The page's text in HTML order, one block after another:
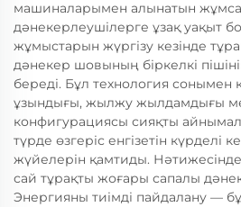
машиналарымен алынатын
дәнекерлеушілерге ұзақ уақыт
жұмыстарын жүргізу кезінде
дәнекер шовының біркелкі
береді. Бұл технология сонымен
ұзындығы, жылжу жылдамдығы
конфигурациясы сияқты
түрде өзгеріс енгізетін күрделі
жүйелерін қамтиды.
сай тұрақты жоғары сапалы
Энергияны тиімді пайдалану —